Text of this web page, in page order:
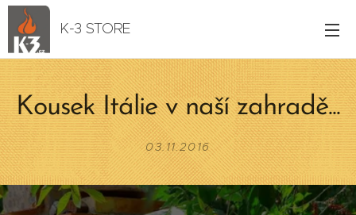
K-3 STORE
Kousek Itálie v naší zahradě...
03.11.2016